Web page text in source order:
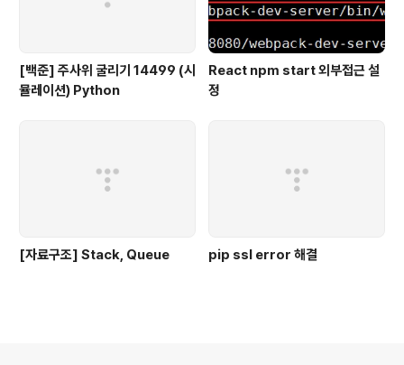
[백준] 주사위 굴리기 14499 (시
뮬레이션) Python
React npm start 외부접근 설
정
[자료구조] Stack, Queue pip ssl error 해결